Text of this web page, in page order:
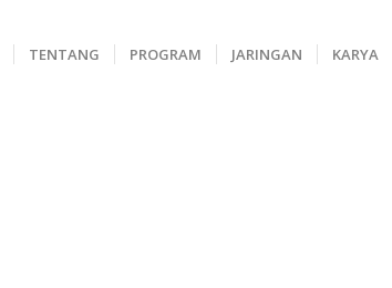
TENTANG PROGRAM JARINGAN KARYA